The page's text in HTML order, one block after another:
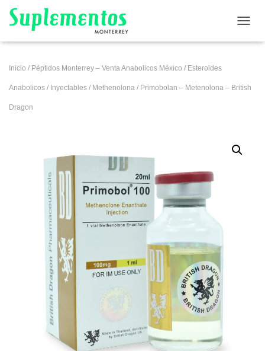
Inicio / Péptidos Monterrey – Venta Anabolicos México / Esteroides
Anabolicos / Inyectables / Methenolona / Primobolan – Metenolona – British
Dragon